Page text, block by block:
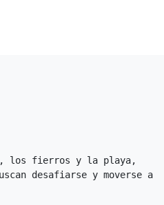
los fierros y la playa,
desafiarse y moverse a